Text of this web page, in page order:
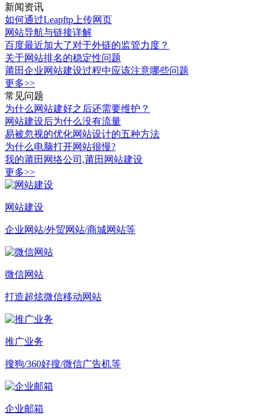
新闻资讯
如何通过Leapftp上传网页
网站导航与链接详解
百度最近加大了对于外链的监管力度？
关于网站排名的稳定性问题
莆田企业网站建设过程中应该注意哪些问题
更多>>
常见问题
为什么网站建好之后还需要维护？
网站建设后为什么没有流量
易被忽视的优化网站设计的五种方法
为什么电脑打开网站很慢?
我的莆田网络公司,莆田网站建设
更多>>
网站建设
企业网站/外贸网站/商城网站等
微信网站
打造超炫微信移动网站
推广业务
搜狗/360好搜/微信广告机等
企业邮箱